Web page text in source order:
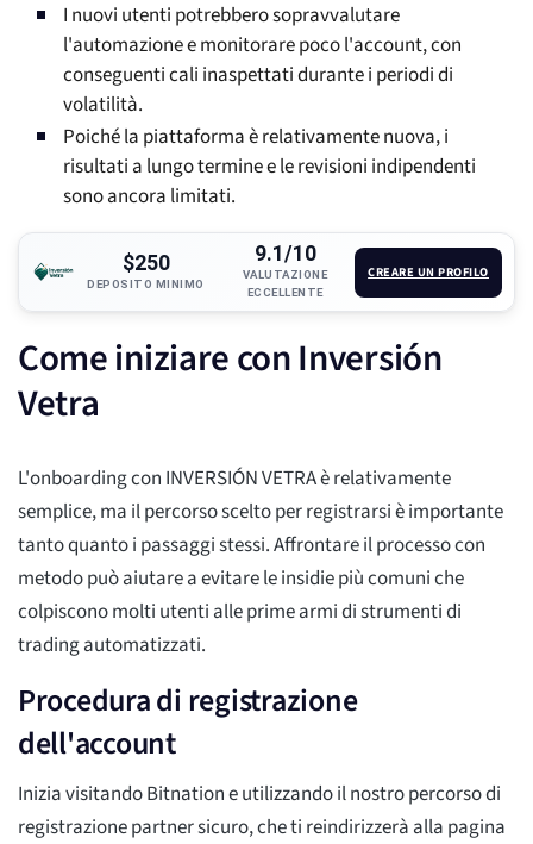
I nuovi utenti potrebbero sopravvalutare
l'automazione e monitorare poco l'account, con
conseguenti cali inaspettati durante i periodi di
volatilità.
Poiché la piattaforma è relativamente nuova, i
risultati a lungo termine e le revisioni indipendenti
sono ancora limitati.
$250
DEPOSITO MINIMO
9.1/10
VALUTAZIONE
ECCELLENTE
CREARE UN PROFILO
Come iniziare con Inversión
Vetra
L'onboarding con INVERSIÓN VETRA è relativamente
semplice, ma il percorso scelto per registrarsi è importante
tanto quanto i passaggi stessi. Affrontare il processo con
metodo può aiutare a evitare le insidie più comuni che
colpiscono molti utenti alle prime armi di strumenti di
trading automatizzati.
Procedura di registrazione
dell'account
Inizia visitando Bitnation e utilizzando il nostro percorso di
registrazione partner sicuro, che ti reindirizzerà alla pagina